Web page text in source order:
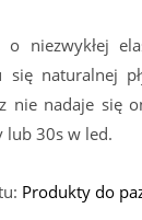
o niezwykłej
się naturalnej
nie nadaje się
lub 30s w led.
Produkty do